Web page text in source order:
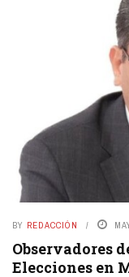
BY REDACCIÓN
Observadores
Elecciones en